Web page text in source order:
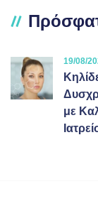
19/08/
με